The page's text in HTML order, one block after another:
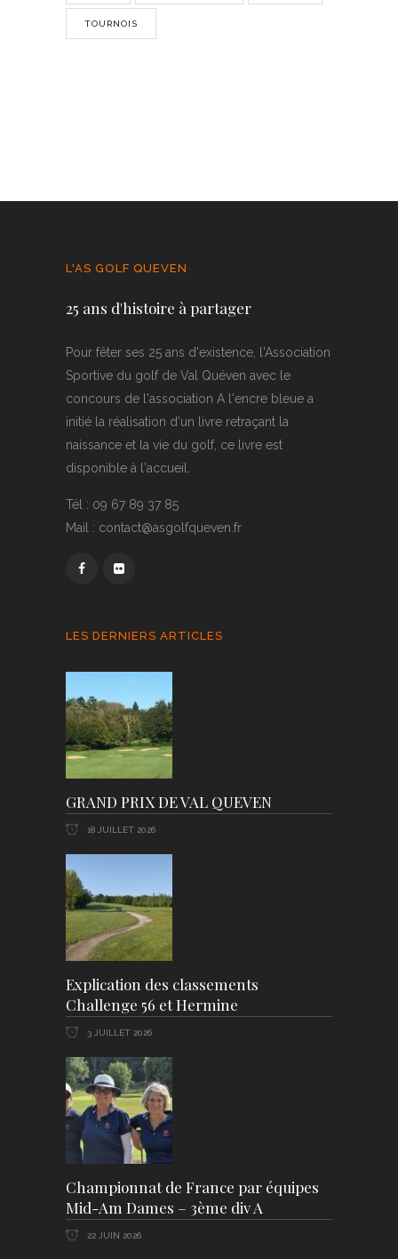
TOURNOIS
L'AS GOLF QUEVEN
25 ans d'histoire à partager
Pour fêter ses 25 ans d'existence, l'Association
Sportive du golf de Val Quéven avec le
concours de l'association A l'encre bleue a
initié la réalisation d'un livre retraçant la
naissance et la vie du golf, ce livre est
disponible à l'accueil.
Tél : 09 67 89 37 85
Mail : contact@asgolfqueven.fr
LES DERNIERS ARTICLES
GRAND PRIX DE VAL QUEVEN
18 JUILLET 2026
Explication des classements
Challenge 56 et Hermine
3 JUILLET 2026
Championnat de France par équipes
Mid-Am Dames – 3ème div A
22 JUIN 2026